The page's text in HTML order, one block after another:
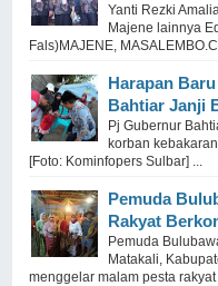
Yanti Rezki
Majene lainnya
Fals)MAJENE,
Harapan
Bahtiar Janji
Pj Gubernur
korban
[Foto: Kominfopers Sulbar] ...
Pemuda
Rakyat
Pemuda
Matakali,
menggelar malam pesta rakyat